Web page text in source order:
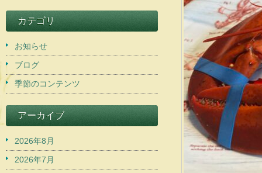
カテゴリ
お知らせ
ブログ
季節のコンテンツ
アーカイブ
2026年8月
2026年7月